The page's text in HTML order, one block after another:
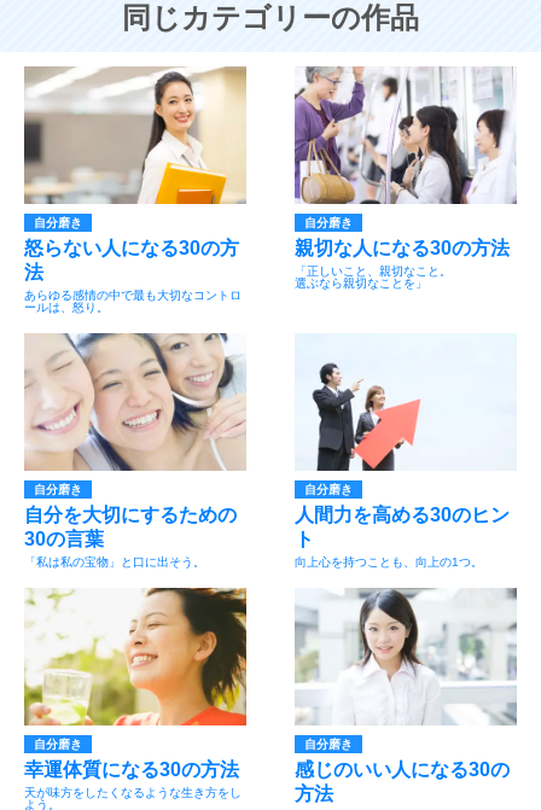
同じカテゴリーの作品
自分磨き
怒らない人になる30の方
法
あらゆる感情の中で最も大切なコントロ
ールは、怒り。
自分磨き
親切な人になる30の方法
「正しいこと、親切なこと。
選ぶなら親切なことを」
自分磨き
自分を大切にするための
30の言葉
「私は私の宝物」と口に出そう。
自分磨き
人間力を高める30のヒン
ト
向上心を持つことも、向上の1つ。
自分磨き
幸運体質になる30の方法
天が味方をしたくなるような生き方をし
よう。
自分磨き
感じのいい人になる30の
方法